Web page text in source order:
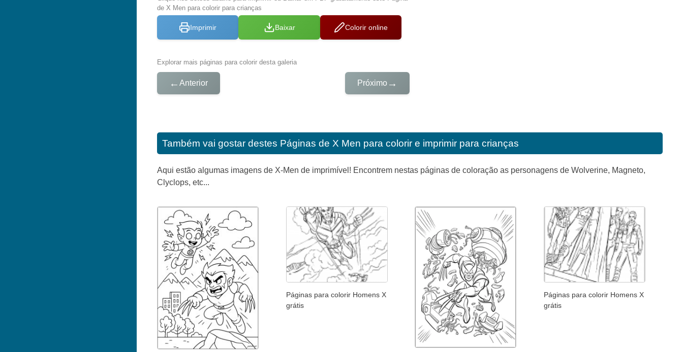
de X Men para colorir para crianças
Imprimir Baixar Colorir online
Explorar mais páginas para colorir desta galeria
← Anterior Próximo →
Também vai gostar destes Páginas de X Men para colorir e imprimir para crianças
Aqui estão algumas imagens de X-Men de imprimível! Encontrem nestas páginas de coloração as personagens de Wolverine, Magneto,
Clyclops, etc...
Páginas para colorir Homens X
grátis
Páginas para colorir Homens X
grátis